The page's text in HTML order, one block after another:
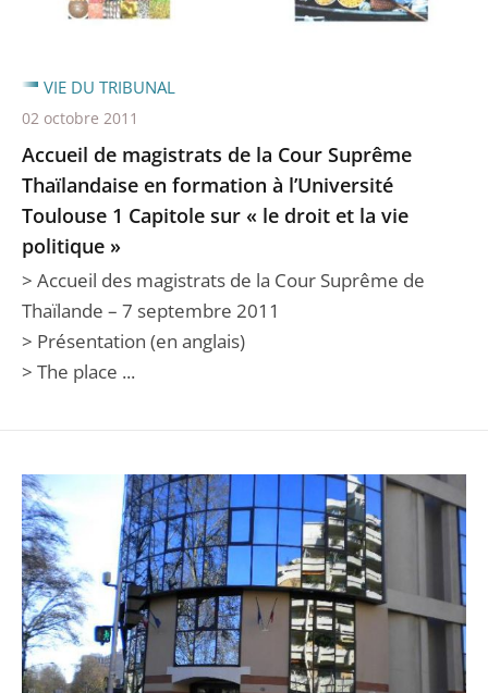
Accueil de magistrats de la Cour Suprême
Thaïlandaise en formation à l’Université
Toulouse 1 Capitole sur « le droit et la vie
politique »
> Accueil des magistrats de la Cour Suprême de
Thaïlande – 7 septembre 2011
> Présentation (en anglais)
> The place ...
VIE DU TRIBUNAL
02 octobre 2011